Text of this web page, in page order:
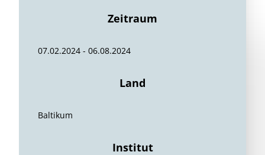
Zeitraum
07.02.2024 - 06.08.2024
Land
Baltikum
Institut